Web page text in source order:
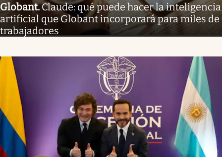
Globant.Claude: qué puede hacer la inteligencia
artificial que Globant incorporará para miles de
trabajadores